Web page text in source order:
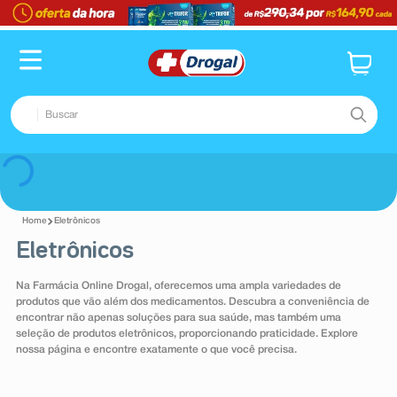
Buscar
Eletrônicos
Eletrônicos
Na Farmácia Online Drogal, oferecemos uma ampla variedades de
produtos que vão além dos medicamentos. Descubra a conveniência de
encontrar não apenas soluções para sua saúde, mas também uma
seleção de produtos eletrônicos, proporcionando praticidade. Explore
nossa página e encontre exatamente o que você precisa.
TERMOS MAIS BUSCADOS
1º fralda
2º pampers confort sec max
3
4º
5º
6º minoxidil
7º desodorante
8º teste gravidez
9º esmalte
10ºabsorvente
TERMOS MAIS BUSCADOS
pampers confort sec max
3º dipirona
4º lenço umedecido
5º tadalafila
6º minoxidil